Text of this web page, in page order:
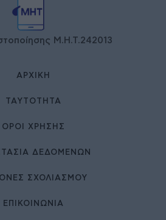
Μ.Η.Τ.242013
ΑΡΧΙΚΉ
ΤΑΥΤΌΤΗΤΑ
ΌΡΟΙ ΧΡΉΣΗΣ
ΔΕΔΟΜΕΝΩΝ
ΣΧΟΛΙΑΣΜΟΥ
ΕΠΙΚΟΙΝΩΝΊΑ